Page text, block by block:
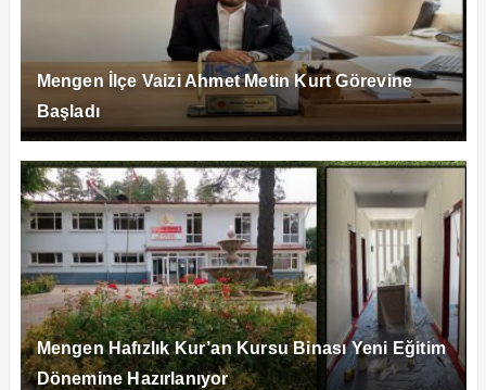
Mengen İlçe Vaizi Ahmet Metin Kurt Görevine
Başladı
Mengen Hafızlık Kur’an Kursu Binası Yeni Eğitim
Dönemine Hazırlanıyor